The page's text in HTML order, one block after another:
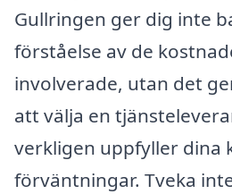
Gullringen ger dig inte
förståelse av de
involverade, utan det
att välja en
verkligen uppfyller dina
förväntningar. Tveka